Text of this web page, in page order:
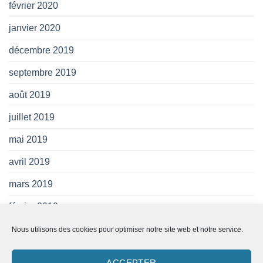
Nous utilisons des cookies pour optimiser notre site web et notre service.
février 2020
janvier 2020
décembre 2019
septembre 2019
août 2019
juillet 2019
mai 2019
avril 2019
mars 2019
février 2019
janvier 2019
novembre 2018